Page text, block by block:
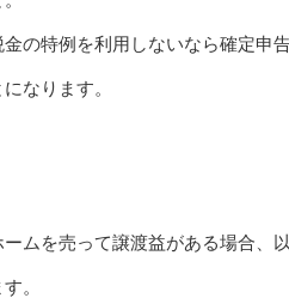
の特例を利用しないなら確定申
なります。
ムを売って譲渡益がある場合、
。